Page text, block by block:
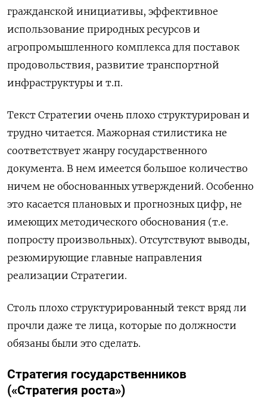
гражданской инициативы, эффективное
использование природных ресурсов и
агропромышленного комплекса для поставок
продовольствия, развитие транспортной
инфраструктуры и т.п.
Текст Стратегии очень плохо структурирован и
трудно читается. Мажорная стилистика не
соответствует жанру государственного
документа. В нем имеется большое количество
ничем не обоснованных утверждений. Особенно
это касается плановых и прогнозных цифр, не
имеющих методического обоснования (т.е.
попросту произвольных). Отсутствуют выводы,
резюмирующие главные направления
реализации Стратегии.
Столь плохо структурированный текст вряд ли
прочли даже те лица, которые по должности
обязаны были это сделать.
Стратегия государственников
(«Стратегия роста»)